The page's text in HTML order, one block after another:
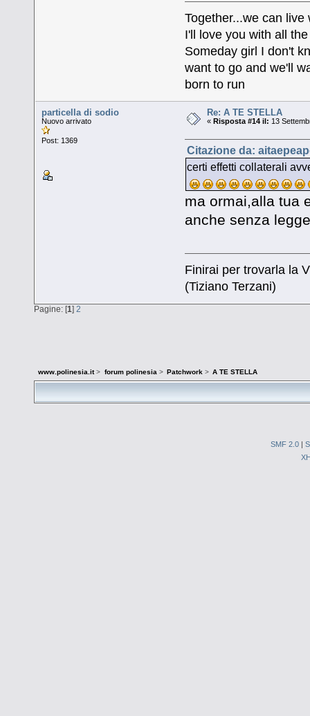
Together...we can live
I'll love you with all
Someday girl I don't
want to go and we'll
born to run
particella di sodio
Nuovo arrivato
Post: 1369
Re: A TE STELLA
«Risposta #14 il: 13
Citazione da:
certi effetti collaterali
ma ormai,alla tua
anche senza
Finirai per trovarla la
(Tiziano Terzani)
Pagine: [1] 2
www.polinesia.it> forum polinesia > Patchwork > A TE STELLA
SMF 2.0 |